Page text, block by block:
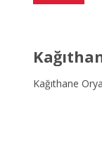
Kağıthane